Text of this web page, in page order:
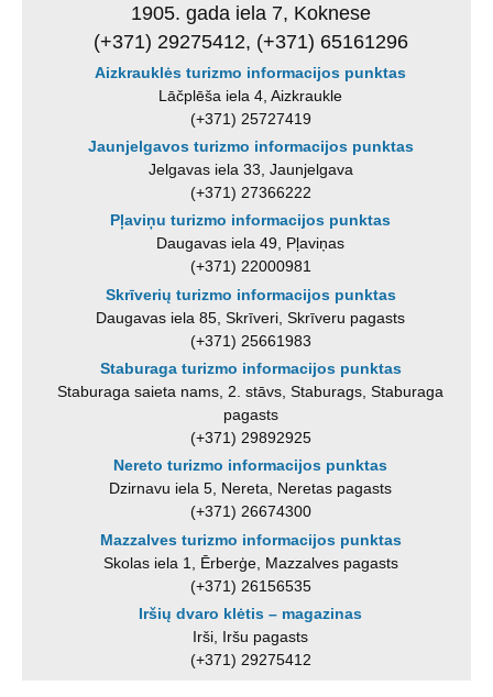
1905. gada iela 7, Koknese
(+371) 29275412, (+371) 65161296
Aizkrauklės turizmo informacijos punktas
Lāčplēša iela 4, Aizkraukle
(+371) 25727419
Jaunjelgavos turizmo informacijos punktas
Jelgavas iela 33, Jaunjelgava
(+371) 27366222
Pļaviņu turizmo informacijos punktas
Daugavas iela 49, Pļaviņas
(+371) 22000981
Skrīverių turizmo informacijos punktas
Daugavas iela 85, Skrīveri, Skrīveru pagasts
(+371) 25661983
Staburaga turizmo informacijos punktas
Staburaga saieta nams, 2. stāvs, Staburags, Staburaga
pagasts
(+371) 29892925
Nereto turizmo informacijos punktas
Dzirnavu iela 5, Nereta, Neretas pagasts
(+371) 26674300
Mazzalves turizmo informacijos punktas
Skolas iela 1, Ērberģe, Mazzalves pagasts
(+371) 26156535
Iršių dvaro klėtis – magazinas
Irši, Iršu pagasts
(+371) 29275412